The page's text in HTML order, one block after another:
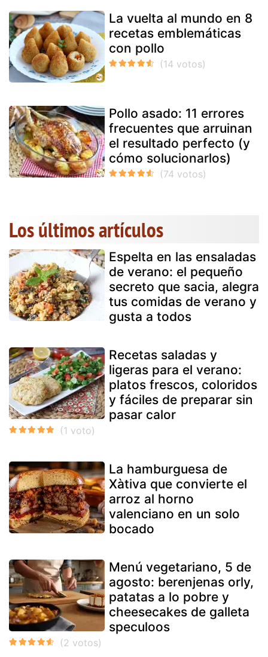
La vuelta al mundo en 8
recetas emblemáticas
con pollo
Pollo asado: 11 errores
frecuentes que arruinan
el resultado perfecto (y
cómo solucionarlos)
Los últimos artículos
Espelta en las ensaladas
de verano: el pequeño
secreto que sacia, alegra
tus comidas de verano y
gusta a todos
Recetas saladas y
ligeras para el verano:
platos frescos, coloridos
y fáciles de preparar sin
pasar calor
La hamburguesa de
Xàtiva que convierte el
arroz al horno
valenciano en un solo
bocado
Menú vegetariano, 5 de
agosto: berenjenas orly,
patatas a lo pobre y
cheesecakes de galleta
speculoos